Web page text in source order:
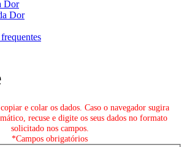
Dor
Dor
e colar os dados. Caso o navegador sugira
recuse e digite os seus dados no formato
solicitado nos campos.
*Campos obrigatórios